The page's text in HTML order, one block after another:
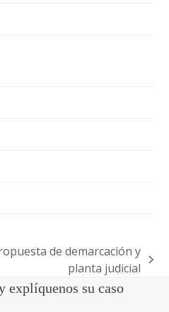
de demarcación y
planta judicial
explíquenos su caso